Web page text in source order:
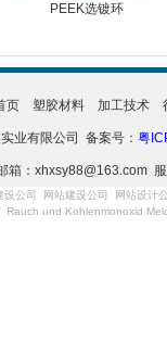
PEEK选镀环
页 塑胶材料 加工技术
业有限公司 备案号： 粤
箱：xhxsy88@163.com
设公司 网站建设公司
网站设计
Rauch und Kohlenmonoxid